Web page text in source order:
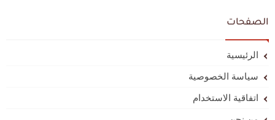
الصفحات
الرئيسية
سياسة الخصوصية
اتفاقية الاستخدام